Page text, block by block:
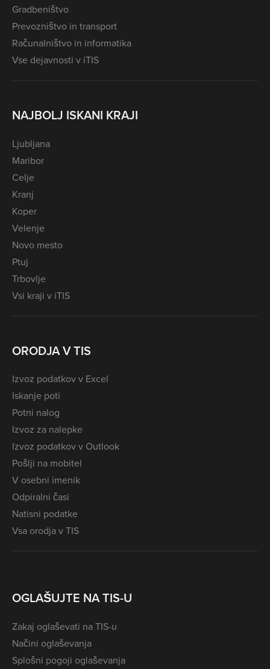
Gradbeništvo
Prevozništvo in transport
Računalništvo in informatika
Vse dejavnosti v iTIS
NAJBOLJ ISKANI KRAJI
Ljubljana
Maribor
Celje
Kranj
Koper
Velenje
Novo mesto
Ptuj
Trbovlje
Vsi kraji v iTIS
ORODJA V TIS
Izvoz podatkov v Excel
Iskanje poti
Potni nalog
Izvoz za nalepke
Izvoz podatkov v Outlook
Pošlji na mobitel
V osebni imenik
Odpiralni časi
Natisni podatke
Vsa orodja v TIS
OGLAŠUJTE NA TIS-U
Zakaj oglaševati na TIS-u
Načini oglaševanja
Splošni pogoji oglaševanja